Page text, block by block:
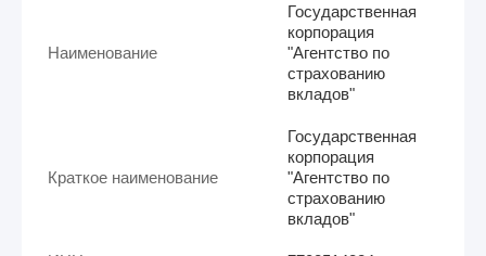
Наименование
Государственная
корпорация
"Агентство по
страхованию
вкладов"
Краткое наименование
Государственная
корпорация
"Агентство по
страхованию
вкладов"